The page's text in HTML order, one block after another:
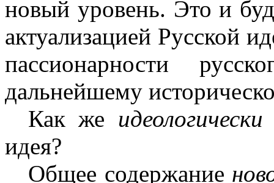
новый уровень. Это и
актуализацией Русской
пассионарности
дальнейшему
Как же идеологически
идея?
Общее содержание